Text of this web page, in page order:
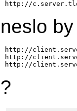
http://
neslo
http://
http://
http://
?